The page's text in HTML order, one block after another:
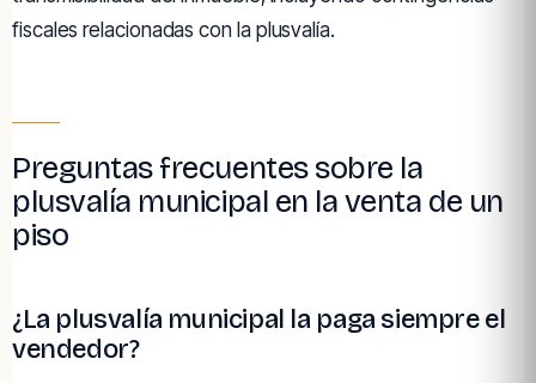
fiscales relacionadas con la plusvalía.
Preguntas frecuentes sobre la
plusvalía municipal en la venta de un
piso
¿La plusvalía municipal la paga siempre el
vendedor?